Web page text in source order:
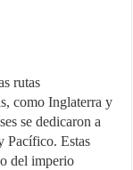
rutas
como Inglaterra y
se dedicaron a
Pacífico. Estas
del imperio